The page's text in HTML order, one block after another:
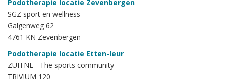
Podotherapie locatie Zevenbergen
SGZ sport en wellness
Galgenweg 62
4761 KN Zevenbergen
Podotherapie locatie Etten-leur
ZUITNL - The sports community
TRIVIUM 120